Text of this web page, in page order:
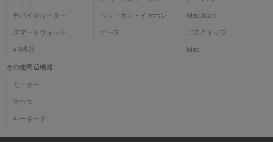
モバイルルーター
スマートウォッチ
VR機器
ヘッドホン・イヤホン
ケース
MacBook
デスクトップ
Mac
その他周辺機器
モニター
マウス
キーボード